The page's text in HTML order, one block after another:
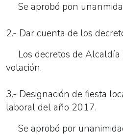
Se aprobó pon
2.- Dar cuenta de los
Los decretos de Alcaldía
votación.
3.- Designación de fiesta
laboral del año 2017.
Se aprobó por